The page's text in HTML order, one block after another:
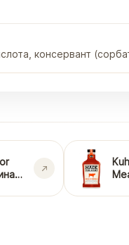
консервант